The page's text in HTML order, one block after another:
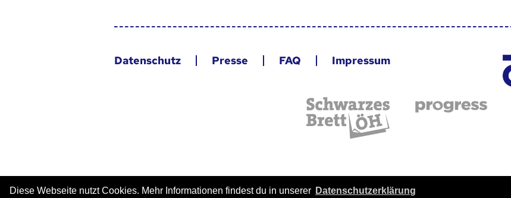
Diese Webseite nutzt Cookies. Mehr Informationen findest du in unserer Datenschutzerklärung
Datenschutz Presse FAQ Impressum